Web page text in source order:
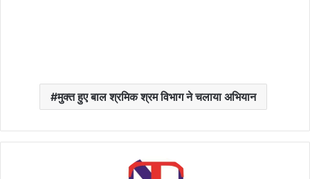
मुक्त हुए बाल श्रमिक श्रम विभाग ने चलाया अभियान